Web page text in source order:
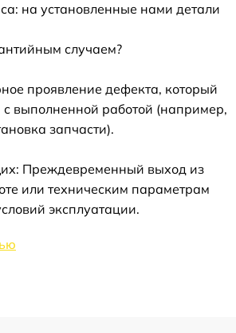
на установленные нами детали
случаем?
проявление дефекта, который
с выполненной работой (например,
запчасти).
Преждевременный выход из
или техническим параметрам
эксплуатации.